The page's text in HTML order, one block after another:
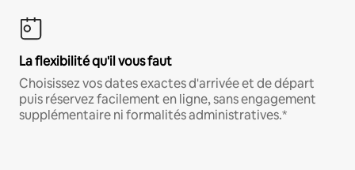
La flexibilité qu'il vous faut
Choisissez vos dates exactes d'arrivée et de départ
puis réservez facilement en ligne, sans engagement
supplémentaire ni formalités administratives.*